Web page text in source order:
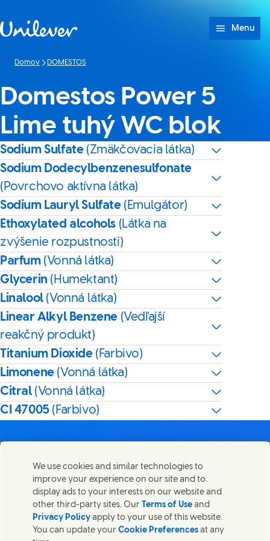
Menu
Domov DOMESTOS
Domestos Power 5
Lime tuhý WC blok
Sodium Sulfate (Zmäkčovacia látka)
Sodium Dodecylbenzenesulfonate
(Povrchovo aktívna látka)
Sodium Lauryl Sulfate (Emulgátor)
Ethoxylated alcohols (Látka na
zvýšenie rozpustnosti)
Parfum (Vonná látka)
Glycerin (Humektant)
Linalool(Vonná látka)
Linear Alkyl Benzene (Vedľajší
reakčný produkt)
Titanium Dioxide (Farbivo)
Limonene (Vonná látka)
Citral(Vonná látka)
CI 47005 (Farbivo)
Zdieľajte túto stránku
Share this page on Facebook
Share this page on X
Share this page on Linked
Share this page on
Kontaktujte nás
Spojte sa so spoločnosťou Unilever a tímom špecialistov
alebo nájdite kontakty po celom svete.
We use cookies and similar technologies to
improve your experience on our site and to
display ads to your interests on our website and
other third-party sites. Our Terms of Use and
Privacy Policy apply to your use of this website.
You can update yourCookie Preferences at any